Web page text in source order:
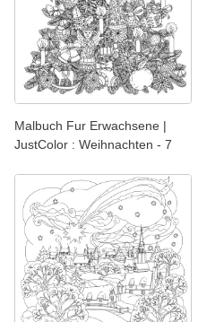
Malbuch Fur Erwachsene |
JustColor : Weihnachten - 7